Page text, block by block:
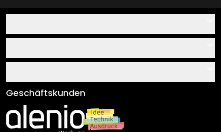
Über uns
Klebe- und Montageanleitungen
Newsletter An-/Abmeldung
AGB
Impressum
Versand & Zahlung
Geschäftskunden